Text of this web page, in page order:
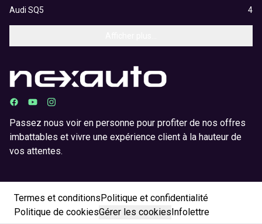
Audi SQ5 4
Passez nous voir en personne pour profiter de nos offres
imbattables et vivre une expérience client à la hauteur de
vos attentes.
Termes et conditionsPolitique et confidentialité
Politique de cookiesGérer les cookiesInfolettre